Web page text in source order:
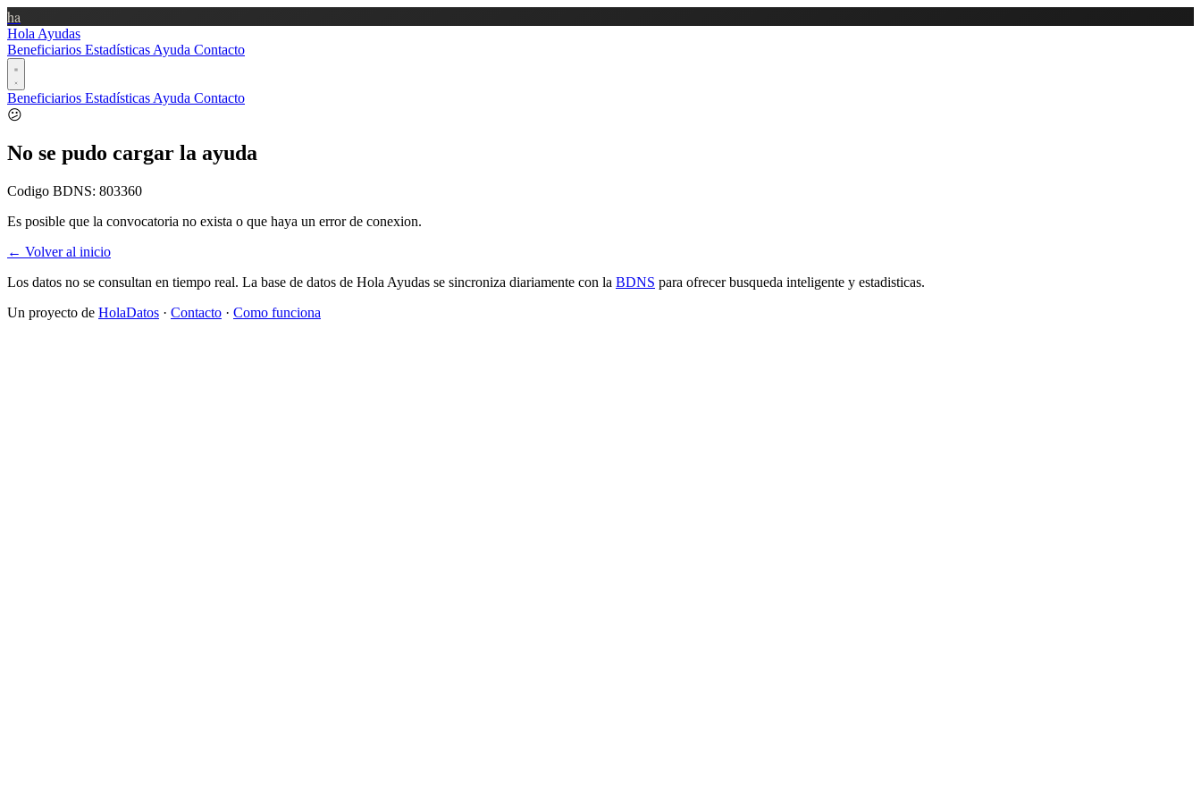
ha
Hola Ayudas
Beneficiarios Estadísticas Ayuda Contacto
Beneficiarios Estadísticas Ayuda Contacto
😕
No se pudo cargar la ayuda
Codigo BDNS: 803360
Es posible que la convocatoria no exista o que haya un error de conexion.
← Volver al inicio
Los datos no se consultan en tiempo real. La base de datos de Hola Ayudas se sincroniza diariamente con la BDNS para ofrecer busqueda inteligente y estadisticas.
Un proyecto de HolaDatos · Contacto · Como funciona